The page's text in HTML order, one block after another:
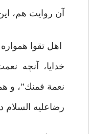
آن روايت هم،
اهل تقوا
خدايا، آنچه
نعمة فمنك”، و
رضاعليه السلام